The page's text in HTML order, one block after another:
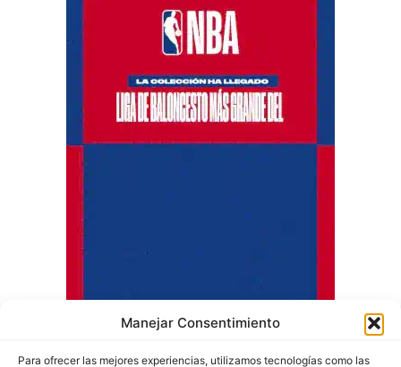
Manejar Consentimiento
Para ofrecer las mejores experiencias, utilizamos tecnologías como las